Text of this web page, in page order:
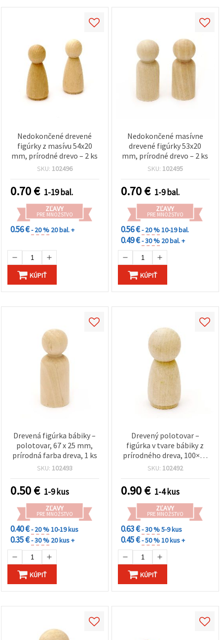
Nedokončené drevené
figúrky z masívu 54x20
mm, prírodné drevo – 2 ks
SKU: 102496
0.70€ 1-19 bal.
ZĽAVY
PRE MNOŽSTVO
0.56 €- 20 % 20 bal. +
KÚPIŤ
Nedokončené masívne
drevené figúrky 53x20
mm, prírodné drevo – 2 ks
SKU: 102495
0.70€ 1-9 bal.
ZĽAVY
PRE MNOŽSTVO
0.56 €- 20 %10-19 bal.
0.49 €- 30 % 20 bal. +
KÚPIŤ
Drevená figúrka bábiky –
polotovar, 67 x 25 mm,
prírodná farba dreva, 1 ks
SKU: 102493
0.50€ 1-9 kus
ZĽAVY
PRE MNOŽSTVO
0.40 €- 20 %10-19 kus
0.35 €- 30 % 20 kus +
KÚPIŤ
Drevený polotovar –
figúrka v tvare bábiky z
prírodného dreva, 100×39
mm, bez povrchovej
SKU: 102492
0.90€ 1-4 kus
ZĽAVY
PRE MNOŽSTVO
0.63 €- 30 %5-9 kus
0.45 €- 50 %10 kus +
KÚPIŤ